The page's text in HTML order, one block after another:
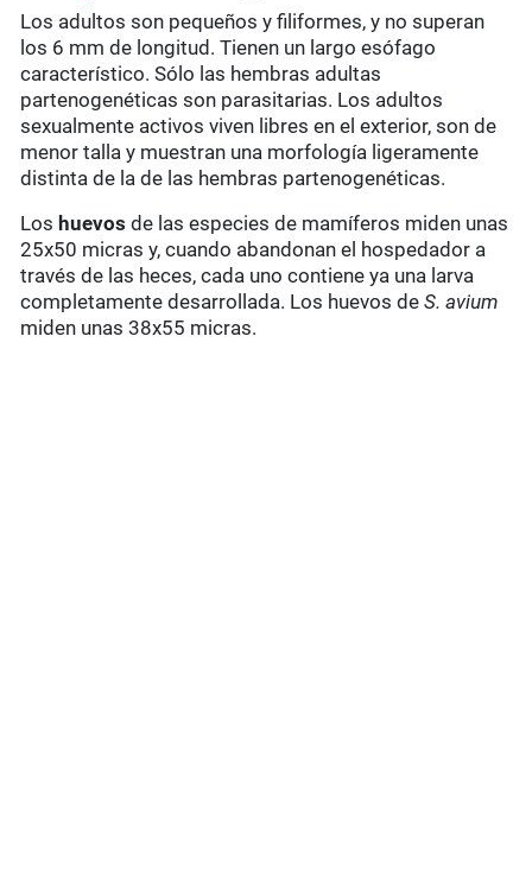
Los adultos son pequeños y filiformes, y no superan
los 6 mm de longitud. Tienen un largo esófago
característico. Sólo las hembras adultas
partenogenéticas son parasitarias. Los adultos
sexualmente activos viven libres en el exterior, son de
menor talla y muestran una morfología ligeramente
distinta de la de las hembras partenogenéticas.
Loshuevos de las especies de mamíferos miden unas
25x50 micras y, cuando abandonan el hospedador a
través de las heces, cada uno contiene ya una larva
completamente desarrollada. Los huevos de S. avium
miden unas 38x55 micras.